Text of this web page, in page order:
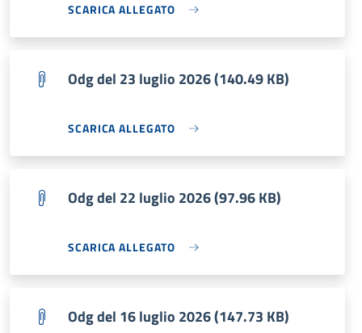
SCARICA ALLEGATO
Odg del 23 luglio 2026 (140.49 KB)
SCARICA ALLEGATO
Odg del 22 luglio 2026 (97.96 KB)
SCARICA ALLEGATO
Odg del 16 luglio 2026 (147.73 KB)